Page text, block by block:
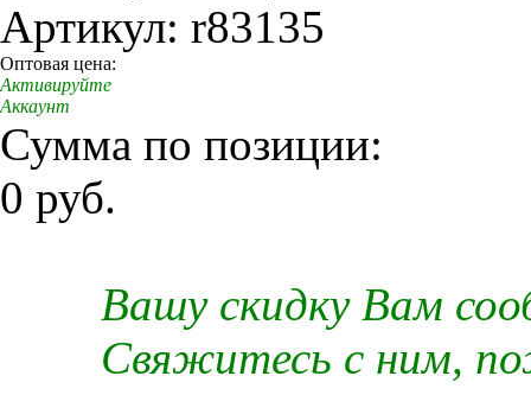
Артикул: r83135
Оптовая цена:
Активируйте
Аккаунт
Сумма по позиции:
0 руб.
Вашу скидку Вам
Свяжитесь с ним,